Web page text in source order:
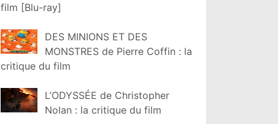
film [Blu-ray]
DES MINIONS ET DES
MONSTRES de Pierre Coffin : la
critique du film
L’ODYSSÉE de Christopher
Nolan : la critique du film